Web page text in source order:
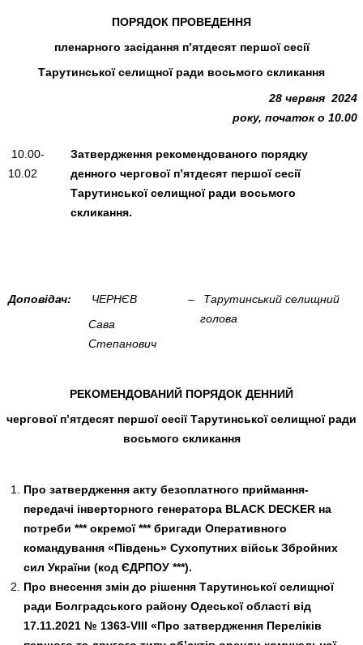
ПОРЯДОК ПРОВЕДЕННЯ
пленарного засідання п’ятдесят першої сесії
Тарутинської селищної ради восьмого скликання
28 червня 2024
року, початок о 10.00
10.00-
10.02
Затвердження рекомендованого порядку
денного чергової п’ятдесят першої сесії
Тарутинської селищної ради восьмого
скликання.
Доповідач:
ЧЕРНЄВ
Сава
Степанович
–
Тарутинський селищний
голова
РЕКОМЕНДОВАНИЙ ПОРЯДОК ДЕННИЙ
чергової п’ятдесят першої сесії Тарутинської селищної ради
восьмого скликання
Про затвердження акту безоплатного приймання-
передачі інверторного генератора BLACK DECKER на
потреби *** окремої *** бригади Оперативного
командування «Південь» Сухопутних військ Збройних
сил України (код ЄДРПОУ ***).
Про внесення змін до рішення Тарутинської селищної
ради Болградського району Одеської області від
17.11.2021 № 1363-VIII «Про затвердження Переліків